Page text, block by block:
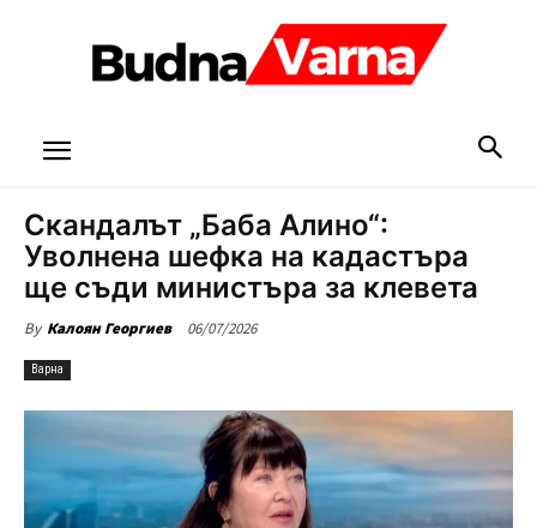
Скандалът „Баба Алино“:
Уволнена шефка на кадастъра
ще съди министъра за клевета
By Калоян Георгиев 06/07/2026
Варна